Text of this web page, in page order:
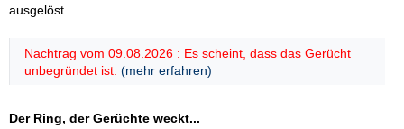
ausgelöst.
Nachtrag vom 09.08.2026 : Es scheint, dass das Gerücht
unbegründet ist. (mehr erfahren)
Der Ring, der Gerüchte weckt...